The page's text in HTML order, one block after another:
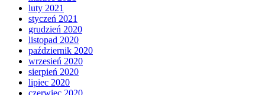
luty 2021
styczeń 2021
grudzień 2020
listopad 2020
październik 2020
wrzesień 2020
sierpień 2020
lipiec 2020